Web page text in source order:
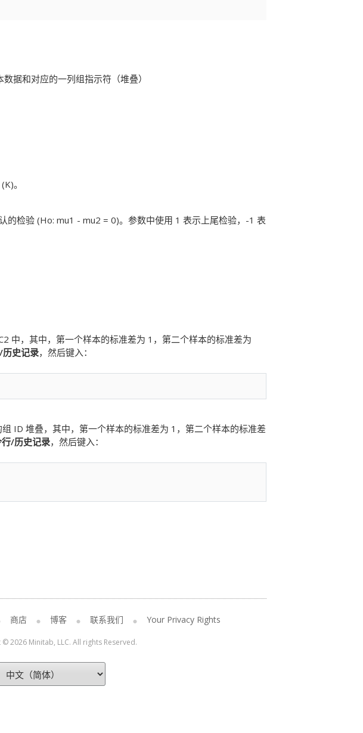
据和对应的一列组指示符（堆叠）
。
的检验 (Ho: mu1 - mu2 = 0)。参数中使用 1 表示上尾检验，-1 表
中，其中，第一个样本的标准差为 1，第二个样本的标准差为
史记录，然后键入：
ID 堆叠，其中，第一个样本的标准差为 1，第二个样本的标准差
/历史记录，然后键入：
商店 博客 联系我们 Your Privacy Rights
2026 Minitab, LLC. All rights Reserved.